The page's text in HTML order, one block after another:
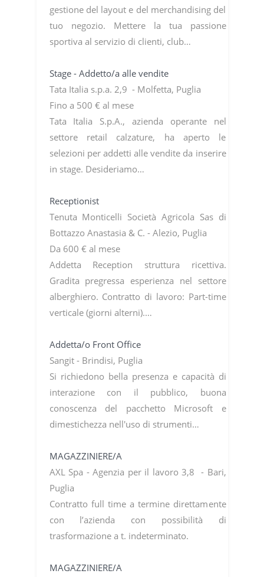
gestione del layout e del merchandising del
tuo negozio. Mettere la tua passione
sportiva al servizio di clienti, club…
Stage - Addetto/a alle vendite
Tata Italia s.p.a. 2,9 - Molfetta, Puglia
Fino a 500 € al mese
Tata Italia S.p.A., azienda operante nel
settore retail calzature, ha aperto le
selezioni per addetti alle vendite da inserire
in stage. Desideriamo…
Receptionist
Tenuta Monticelli Società Agricola Sas di
Bottazzo Anastasia & C. - Alezio, Puglia
Da 600 € al mese
Addetta Reception struttura ricettiva.
Gradita pregressa esperienza nel settore
alberghiero. Contratto di lavoro: Part-time
verticale (giorni alterni).…
Addetta/o Front Office
Sangit - Brindisi, Puglia
Si richiedono bella presenza e capacità di
interazione con il pubblico, buona
conoscenza del pacchetto Microsoft e
dimestichezza nell'uso di strumenti…
MAGAZZINIERE/A
AXL Spa - Agenzia per il lavoro 3,8 - Bari,
Puglia
Contratto full time a termine direttamente
con l’azienda con possibilità di
trasformazione a t. indeterminato.
MAGAZZINIERE/A